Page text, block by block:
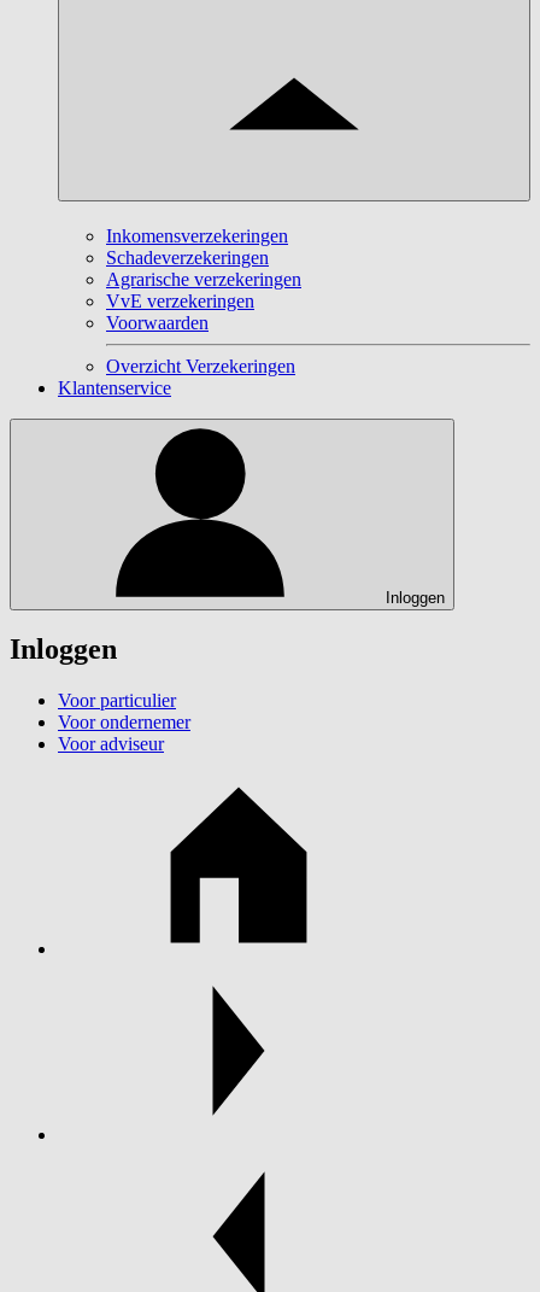
Inkomensverzekeringen
Schadeverzekeringen
Agrarische verzekeringen
VvE verzekeringen
Voorwaarden
Overzicht Verzekeringen
Klantenservice
Inloggen
Inloggen
Voor particulier
Voor ondernemer
Voor adviseur